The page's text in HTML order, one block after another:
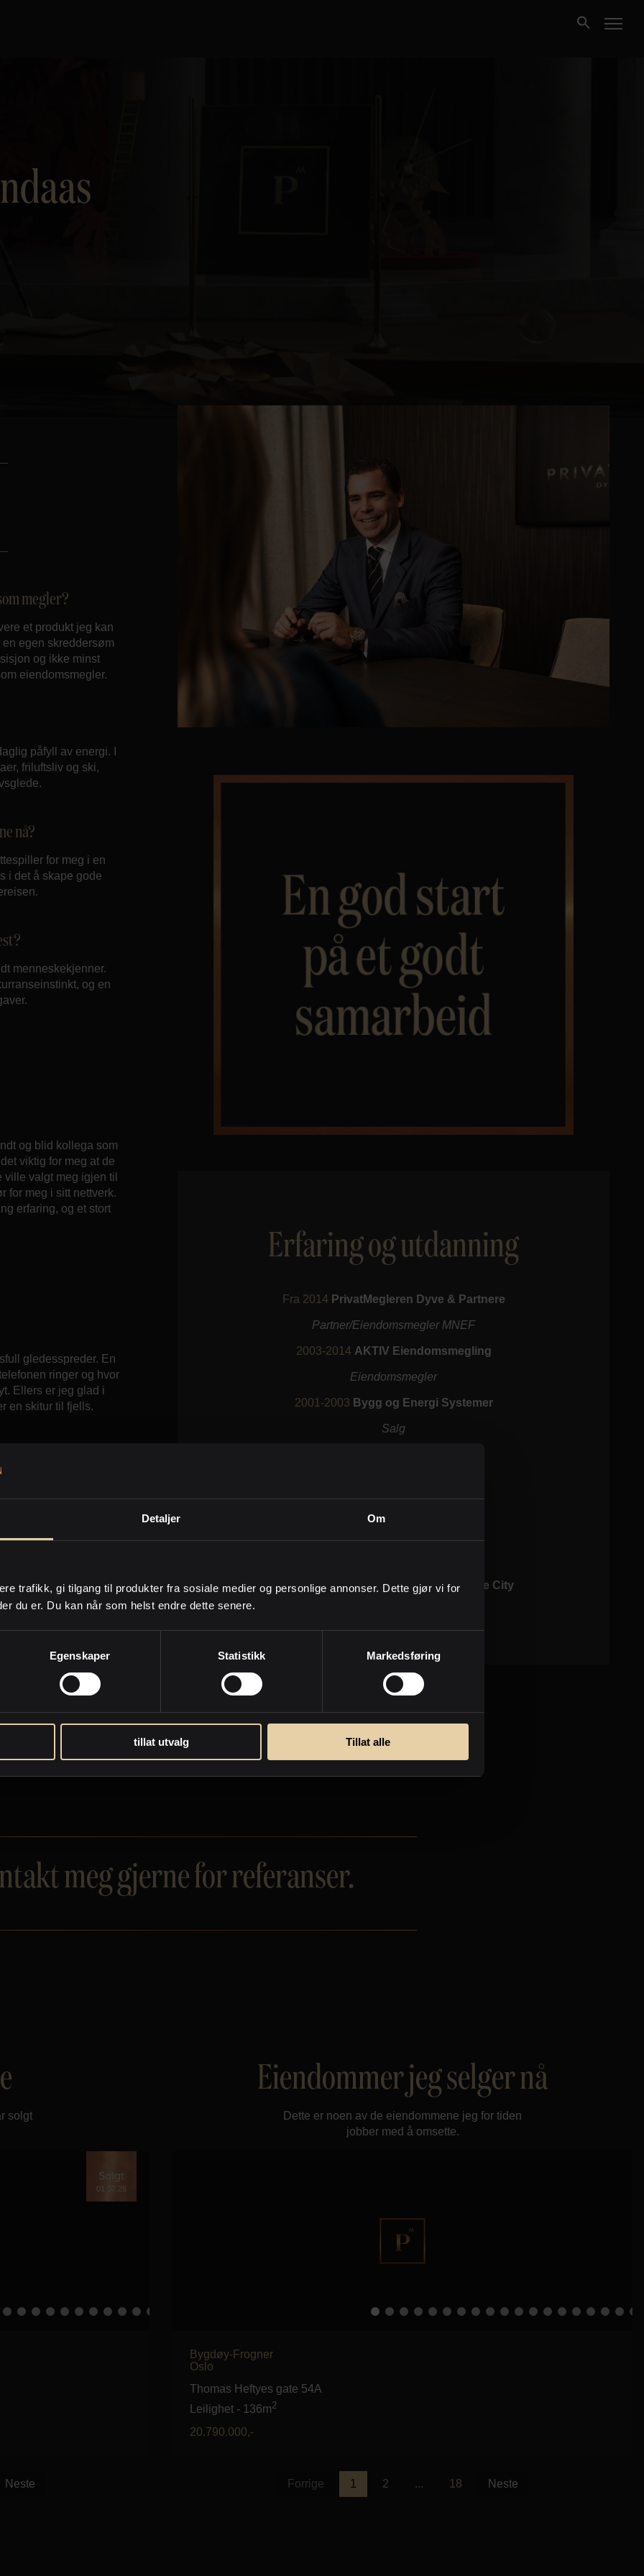
Detaljer Om
trafikk, gi tilgang til produkter fra sosiale medier og personlige annonser. Dette gjør vi for
du er. Du kan når som helst endre dette senere.
Egenskaper Statistikk Markedsføring
tillat utvalg Tillat alle
Erfaring og utdanning
Fra 2014 PrivatMegleren Dyve & Partnere
Partner/Eiendomsmegler MNEF
2003-2014 AKTIV Eiendomsmegling
Eiendomsmegler
2001-2003 Bygg og Energi Systemer
Salg
1995-1999 University of Utah - Salt Lake City
megler?
et produkt jeg kan
egen skreddersøm
og ikke minst
eiendomsmegler.
påfyll av energi. I
friluftsliv og ski,
nå?
for meg i en
i det å skape gode
menneskekjenner.
og en
og blid kollega som
viktig for meg at de
valgt meg igjen til
for meg i sitt nettverk.
erfaring, og et stort
gledesspreder. En
ringer og hvor
Ellers er jeg glad i
en skitur til fjells.
tar på meg.
meg gjerne for referanser.
solgt
01.07.26
Neste
Eiendommer jeg selger nå
Dette er noen av de eiendommene jeg for tiden
jobber med å omsette.
Bygdøy-Frogner
Oslo
Thomas Heftyes gate 54A
Leilighet - 136m2
20.790.000,-
Forrige 1 2 ... 18 Neste